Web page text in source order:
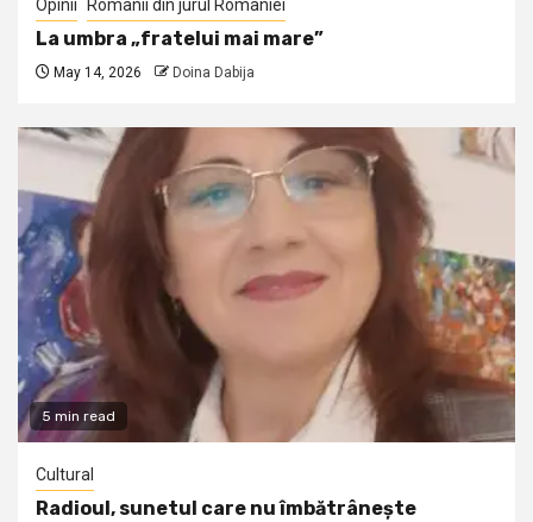
Opinii Romanii din jurul Romaniei
La umbra „fratelui mai mare”
May 14, 2026 Doina Dabija
5 min read
Cultural
Radioul, sunetul care nu îmbătrânește